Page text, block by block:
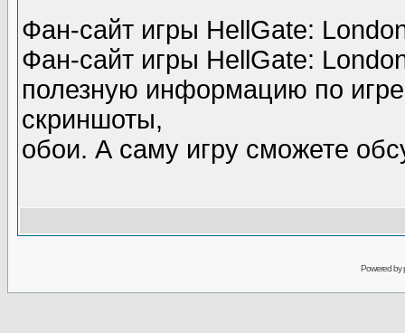
Фан-сайт игры HellGate:
Фан-сайт игры HellGate:
полезную информацию по
скриншоты,
обои. А саму игру сможете
Powered by